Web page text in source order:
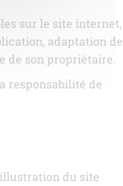
sur le site internet,
adaptation de
de son propriétaire.
responsabilité de
du site